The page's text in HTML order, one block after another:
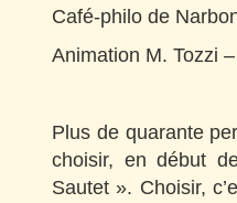
Café-philo de
Animation M. Tozzi
Plus de quarante
choisir, en début
Sautet ». Choisir,